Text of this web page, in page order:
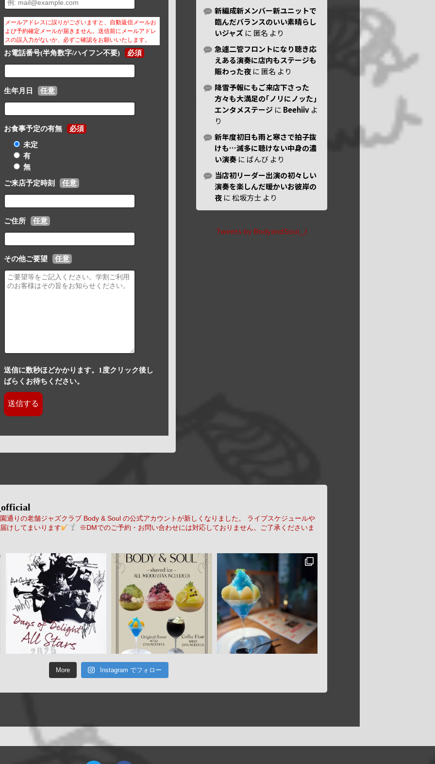
メールアドレスに誤りがございますと、自動返信メールお
よび予約確定メールが届きません。送信前にメールアドレ
スの誤入力がないか、必ずご確認をお願いいたします。
お電話番号(半角数字/ハイフン不要) 必須
生年月日 任意
お食事予定の有無 必須
未定
有
無
ご来店予定時刻 任意
ご住所 任意
その他ご要望 任意
送信に数秒ほどかかります。1度クリック後し
ばらくお待ちください。
新編成新メンバー新ユニットで
臨んだバランスのいい素晴らし
いジャズ に 匿名 より
急遽二管フロントになり聴き応
えある演奏に店内もステージも
賑わった夜 に 匿名 より
降雪予報にもご来店下さった
方々も大満足の｢ノリにノッた｣
エンタメステージ に Beehiiv よ
り
新年度初日も雨と寒さで拍子抜
けも…滅多に聴けない中身の濃
い演奏 に ばんび より
当店初リーダー出演の初々しい
演奏を楽しんだ暖かいお彼岸の
夜 に松坂方士 より
Tweets by BodyandSoul_J
通りの老舗ジャズクラブ Body & Soul の公式アカウントが新しくなりました。
ライブスケジュールや
けしてまいります
※DMでのご予約・お問い合わせには対応しておりません。ご了承くださいま
More Instagram でフォロー